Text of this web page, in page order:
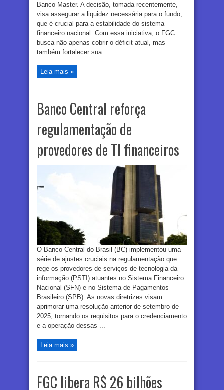
Banco Master. A decisão, tomada recentemente,
visa assegurar a liquidez necessária para o fundo,
que é crucial para a estabilidade do sistema
financeiro nacional. Com essa iniciativa, o FGC
busca não apenas cobrir o déficit atual, mas
também fortalecer sua ...
Leia mais »
Banco Central reforça
regulamentação de
provedores de TI financeiros
O Banco Central do Brasil (BC) implementou uma
série de ajustes cruciais na regulamentação que
rege os provedores de serviços de tecnologia da
informação (PSTI) atuantes no Sistema Financeiro
Nacional (SFN) e no Sistema de Pagamentos
Brasileiro (SPB). As novas diretrizes visam
aprimorar uma resolução anterior de setembro de
2025, tornando os requisitos para o credenciamento
e a operação dessas ...
Leia mais »
FGC libera R$ 26 bilhões